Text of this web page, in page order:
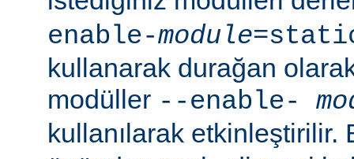
enable-module
kullanarak durağan
modüller --enable-
kullanılarak